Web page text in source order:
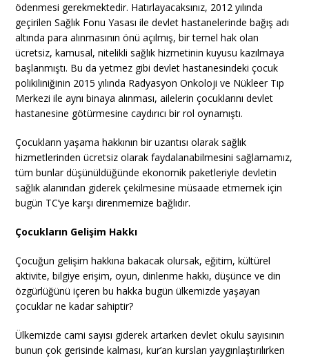
ödenmesi gerekmektedir. Hatırlayacaksınız, 2012 yılında
geçirilen Sağlık Fonu Yasası ile devlet hastanelerinde bağış adı
altında para alınmasının önü açılmış, bir temel hak olan
ücretsiz, kamusal, nitelikli sağlık hizmetinin kuyusu kazılmaya
başlanmıştı. Bu da yetmez gibi devlet hastanesindeki çocuk
polikiliniğinin 2015 yılında Radyasyon Onkoloji ve Nükleer Tıp
Merkezi ile aynı binaya alınması, ailelerin çocuklarını devlet
hastanesine götürmesine caydırıcı bir rol oynamıştı.
Çocukların yaşama hakkının bir uzantısı olarak sağlık
hizmetlerinden ücretsiz olarak faydalanabilmesini sağlamamız,
tüm bunlar düşünüldüğünde ekonomik paketleriyle devletin
sağlık alanından giderek çekilmesine müsaade etmemek için
bugün TC’ye karşı direnmemize bağlıdır.
Çocukların Gelişim Hakkı
Çocuğun gelişim hakkına bakacak olursak, eğitim, kültürel
aktivite, bilgiye erişim, oyun, dinlenme hakkı, düşünce ve din
özgürlüğünü içeren bu hakka bugün ülkemizde yaşayan
çocuklar ne kadar sahiptir?
Ülkemizde cami sayısı giderek artarken devlet okulu sayısının
bunun çok gerisinde kalması, kur’an kursları yaygınlaştırılırken